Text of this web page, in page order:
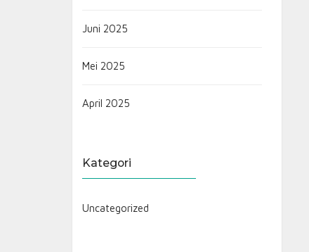
Juni 2025
Mei 2025
April 2025
Kategori
Uncategorized